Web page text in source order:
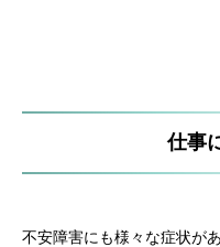
仕事
不安障害にも様々な症状が